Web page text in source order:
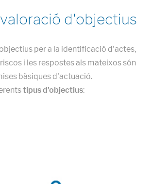
d'objectius
per a la identificació d'actes,
i les respostes als mateixos són
bàsiques d'actuació.
tipus d'objectius: